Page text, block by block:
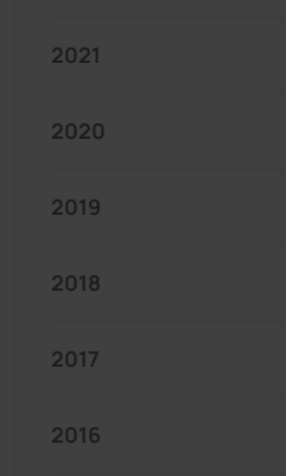
2021
2020
2019
2018
2017
2016